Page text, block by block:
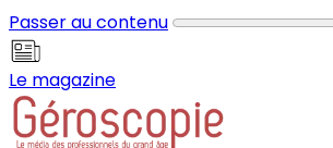
Passer au contenu
Le magazine
Panneau de gestion des cookies